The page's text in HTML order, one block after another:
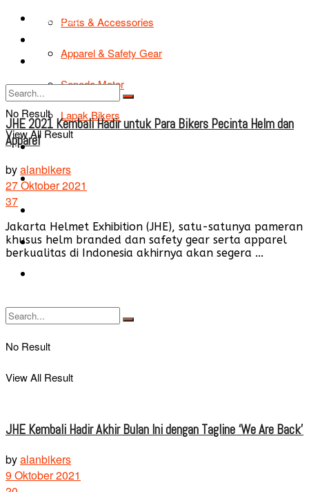
Parts & Accessories
Apparel & Safety Gear
Sepeda Motor
Lapak Bikers
Agenda
Road Safety
Bikers Cars
No Result
View All Result
TIPS & TRIK
Tentang Kami
No Result
View All Result
JHE 2021 Kembali Hadir untuk Para Bikers Pecinta Helm dan
Apparel
byalanbikers
27 Oktober 2021
37
Jakarta Helmet Exhibition (JHE), satu-satunya pameran
khusus helm branded dan safety gear serta apparel
berkualitas di Indonesia akhirnya akan segera ...
JHE Kembali Hadir Akhir Bulan Ini dengan Tagline ‘We Are Back’
byalanbikers
9 Oktober 2021